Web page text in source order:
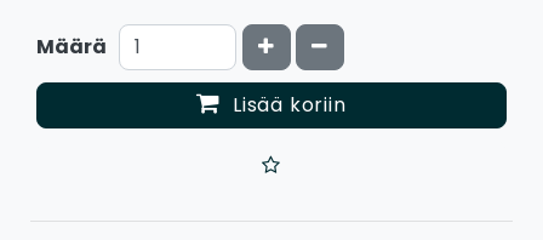
Määrä Kasvata määrää
Vähennä määrää
Lisää koriin